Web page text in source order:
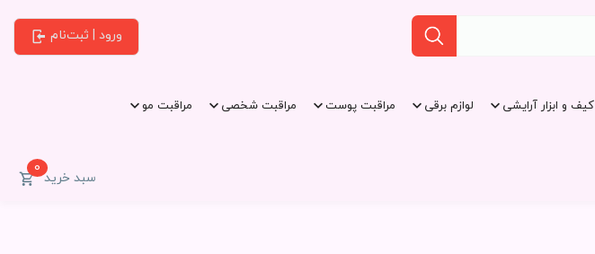
ورود | ثبت‌نام
کیف و ابزار آرایشی لوازم برقی مراقبت پوست مراقبت شخصی
مراقبت مو
سبد خرید0